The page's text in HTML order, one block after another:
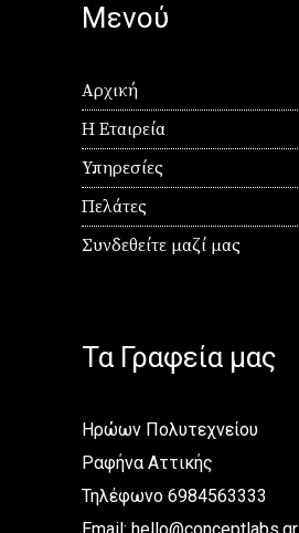
Μενού
Αρχική
Η Εταιρεία
Υπηρεσίες
Πελάτες
Συνδεθείτε μαζί μας
Τα Γραφεία μας
Ηρώων Πολυτεχνείου
Ραφήνα Αττικής
Τηλέφωνο 6984563333